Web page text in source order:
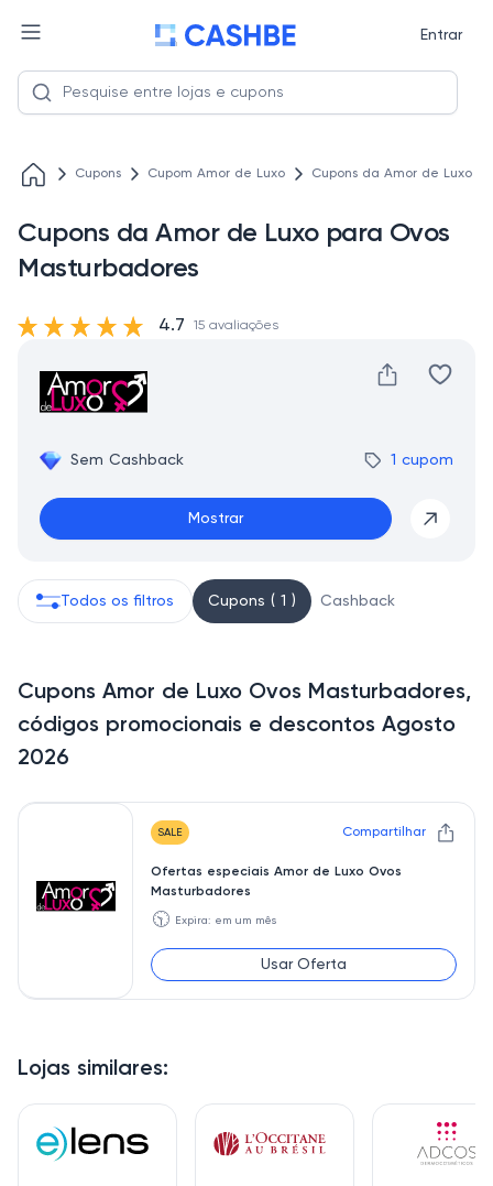
Entrar
Cupons Cupom Amor de Luxo Cupons da Amor de Luxo
Cupons da Amor de Luxo para Ovos
Masturbadores
Sem Cashback 1 cupom
Mostrar
4.7 15 avaliações
Lojas similares:
Todos os filtros Cupons ( 1 ) Cashback
Cupons Amor de Luxo Ovos Masturbadores,
códigos promocionais e descontos Agosto
2026
SALE Compartilhar
Ofertas especiais Amor de Luxo Ovos
Masturbadores
🕥 Expira: em um mês
Usar Oferta